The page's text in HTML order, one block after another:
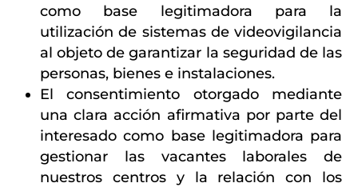
como base legitimadora para la
utilización de sistemas de videovigilancia
al objeto de garantizar la seguridad de las
personas, bienes e instalaciones.
El consentimiento otorgado mediante
una clara acción afirmativa por parte del
interesado como base legitimadora para
gestionar las vacantes laborales de
nuestros centros y la relación con los